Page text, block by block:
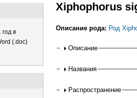
в
(.doc)
Xiphophorus
Описание рода: Род
Описание
Названия
Распространение